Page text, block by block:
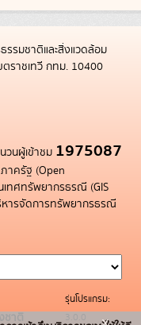
รมชาติและสิ่งแวดล้อม
ราชเทวี กทม. 10400
วนผู้เข้าชม 1975087
าครัฐ (Open
ทศทรัพยากรธรณี (GIS
หารจัดการทรัพยากรธรณี
ชาติ
รุ่นโปรแกรม:
3.0.0